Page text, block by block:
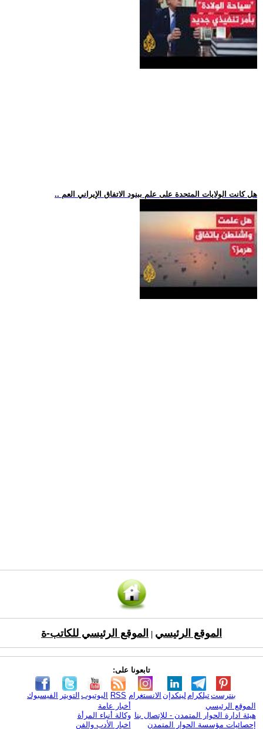
.. هل كانت الولايات المتحدة على علم ببنود الاتفاق الإيراني العم
الموقع الرئيسي الموقع الرئيسي للكاتب-ة
تابعونا على:
الفيسبوك التويتر اليوتيوب RSS الانستغرام لينكدإن تيلكرامبنترست
الموقع الرئيسي
هيئة ادارة الحوار المتمدن - للإتصال بنا
إحصائيات مؤسسة الحوار المتمدن
أخبار عامة
وكالة أنباء المرأة
اخبار الأدب والفن